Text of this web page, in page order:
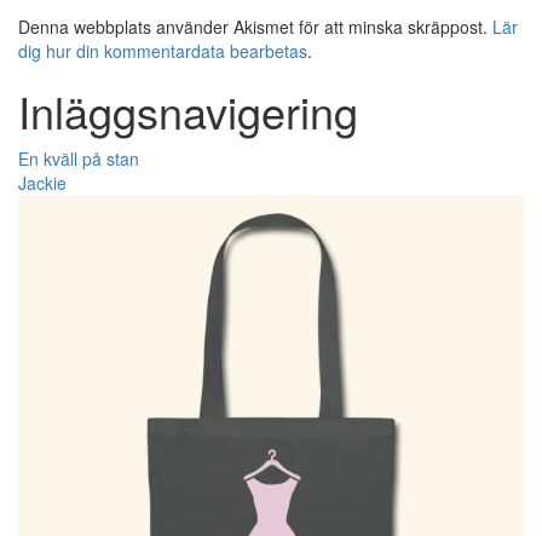
Denna webbplats använder Akismet för att minska skräppost. Lär
dig hur din kommentardata bearbetas.
Inläggsnavigering
En kväll på stan
Jackie